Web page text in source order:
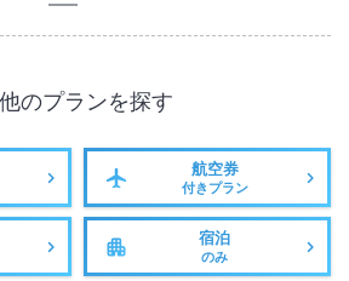
のプランを探す
航空券
付きプラン
宿泊
のみ